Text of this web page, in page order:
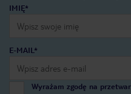
IMIĘ*
E-MAIL*
Wyrażam zgodę na